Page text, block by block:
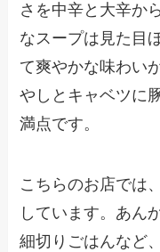
さを中辛と大辛か
なスープは見た目
て爽やかな味わい
やしとキャベツに
満点です。
こちらのお店では
しています。あん
細切りごはんなど